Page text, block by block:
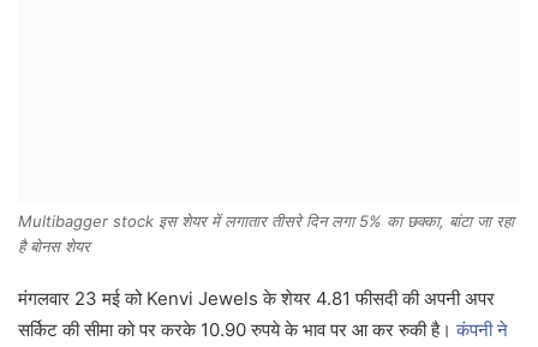
Multibagger stock इस शेयर में लगातार तीसरे दिन लगा 5% का छक्का, बांटा जा रहा
है बोनस शेयर
मंगलवार 23 मई को Kenvi Jewels के शेयर 4.81 फीसदी की अपनी अपर
सर्किट की सीमा को पर करके 10.90 रुपये के भाव पर आ कर रुकी है। कंपनी ने